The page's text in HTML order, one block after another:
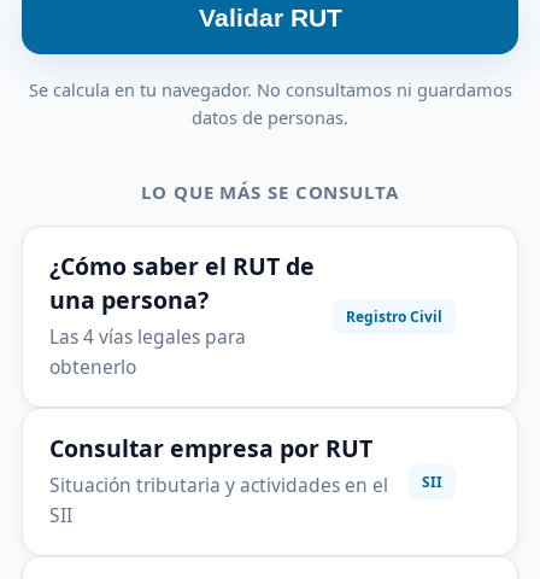
Validar RUT
Se calcula en tu navegador. No consultamos ni guardamos
datos de personas.
LO QUE MÁS SE CONSULTA
¿Cómo saber el RUT de
una persona?
Las 4 vías legales para
obtenerlo
Registro Civil
Consultar empresa por RUT
Situación tributaria y actividades en el
SII
SII